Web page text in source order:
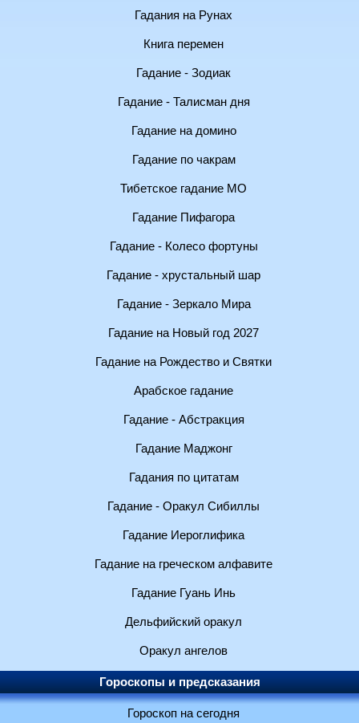
Гадания на Рунах
Книга перемен
Гадание - Зодиак
Гадание - Талисман дня
Гадание на домино
Гадание по чакрам
Тибетское гадание МО
Гадание Пифагора
Гадание - Колесо фортуны
Гадание - хрустальный шар
Гадание - Зеркало Мира
Гадание на Новый год 2027
Гадание на Рождество и Святки
Арабское гадание
Гадание - Абстракция
Гадание Маджонг
Гадания по цитатам
Гадание - Оракул Сибиллы
Гадание Иероглифика
Гадание на греческом алфавите
Гадание Гуань Инь
Дельфийский оракул
Оракул ангелов
Гороскопы и предсказания
Гороскоп на сегодня